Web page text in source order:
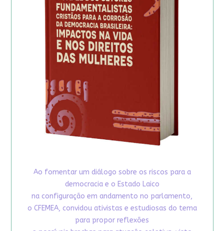
Ao fomentar um diálogo sobre os riscos para a
democracia e o Estado Laico
na configuração em andamento no parlamento,
o CFEMEA, convidou ativistas e estudiosas do tema
para propor reflexões